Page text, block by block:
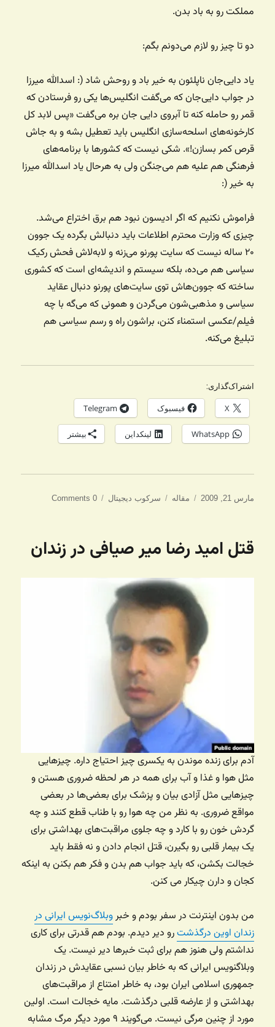
مملکت رو به باد بدن.
دو تا چیز رو لازم می‌دونم بگم:
یاد دایی‌جان ناپلئون به خیر باد و روحش شاد (: اسدالله میرزا
در جواب دایی‌جان که می‌گفت انگلیس‌ها یکی رو فرستادن که
قمر رو حامله کنه تا آبروی دایی جان بره می‌گفت «پس لابد کل
کارخونه‌های اسلحه‌سازی انگلیس باید تعطیل بشه و به جاش
قرص کمر بسازن!». شکی نیست که کشورها با برنامه‌های
فرهنگی هم علیه هم می‌جنگن ولی به هرحال یاد اسدالله میرزا
به خیر (:
فراموش نکنیم که اگر ادیسون نبود هم برق اختراع می‌شد.
چیزی که وزارت محترم اطلاعات باید دنبالش بگرده یک جوون
۲۰ ساله نیست که سایت پورنو می‌زنه و لابه‌لاش فحش رکیک
سیاسی هم می‌ده، بلکه سیستم و اندیشه‌ای است که کشوری
ساخته که جوون‌هاش توی سایت‌های پورنو دنبال عقاید
سیاسی و مذهبی‌شون می‌گردن و همونی که می‌گه با چه
فیلم/عکسی استمناء کنن، براشون راه و رسم سیاسی هم
تبلیغ می‌کنه.
اشتراک‌گذاری:
X فیسبوک Telegram
WhatsApp لینکداین بیشتر
ارسال
مارس 21, 2009 دسته‌ها
مقاله برچسب‌ها
سرکوب دیجیتال 0 Comments
قتل امید رضا میر‌ صیافی در زندان
آدم برای زنده موندن به یکسری چیز احتیاج داره. چیزهایی
مثل هوا و غذا و آب برای همه در هر لحظه ضروری هستن و
چیزهایی مثل آزادی بیان و پزشک برای بعضی‌ها در بعضی‌
مواقع ضروری. به نظر من چه هوا رو با طناب قطع کنند و چه
گردش خون رو با کارد و چه جلوی مراقبت‌های بهداشتی برای
یک بیمار قلبی رو بگیرن، قتل انجام دادن و نه فقط باید
خجالت بکشن، که باید جواب هم بدن و فکر هم بکنن به اینکه
کجان و دارن چیکار می کنن.
من بدون اینترنت در سفر بودم و خبروبلاگ‌نویس ایرانی در
زندان اوین درگذشترو دیر دیدم. بودم هم قدرتی برای کاری
نداشتم ولی هنوز هم برای ثبت خبرها دیر نیست. یک
وبلاگنویس ایرانی که به خاطر بیان نسبی عقایدش در زندان
جمهوری اسلامی ایران بود، به خاطر امتناع از مراقبت‌های
بهداشتی و از عارضه قلبی درگذشت. مایه خجالت است. اولین
مورد از چنین مرگی نیست. می‌گویند ۹ مورد دیگر مرگ مشابه